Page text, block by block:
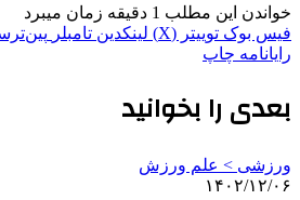
خواندن این مطلب 1 دقیقه زمان میبرد
فیس بوک توییتر (X) لینکدین ‫تامبلر
رایانامه چاپ
بعدی را بخوانید
ورزشی > علم ورزش
۱۴۰۲/۱۲/۰۶